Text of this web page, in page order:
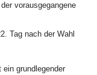
vorausgegangene
Tag nach der Wahl
grundlegender